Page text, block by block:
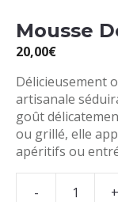
Mousse
20,00€
Délicieusement
artisanale
goût
ou grillé, elle
apéritifs ou
- +